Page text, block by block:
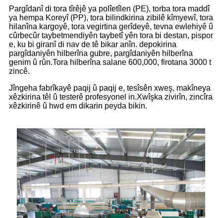
Pargîdanî di tora tîrêjê ya polîetîlen (PE), torba tora maddî
ya hempa Koreyî (PP), tora bilindkirina zibilê kîmyewî, tora
hilanîna kargoyê, tora vegirtina gerîdeyê, tevna ewlehiyê û
cûrbecûr taybetmendiyên taybetî yên tora bi destan, pispor
e, ku bi giranî di nav de tê bikar anîn. depokirina
pargîdaniyên hilberîna gubre, pargîdaniyên hilberîna
genim û rûn.Tora hilberîna salane 600,000, firotana 3000 t
zincê.
Jîngeha fabrîkayê paqij û paqij e, tesîsên xweş, makîneya
xêzkirina têl û testerê profesyonel in.Xwîşka zivirîn, zincîra
xêzkirinê û hwd em dikarin peyda bikin.